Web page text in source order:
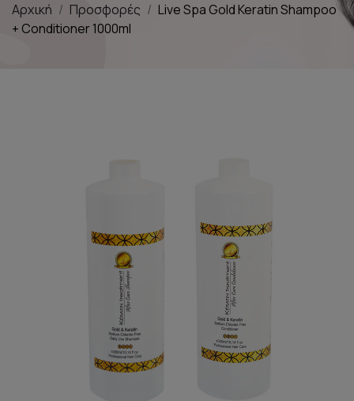
Αρχική Προσφορές
Live Spa Gold Keratin Shampoo
+ Conditioner 1000ml